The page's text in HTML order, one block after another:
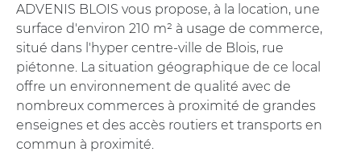
ADVENIS BLOIS vous propose, à la location, une
surface d'environ 210 m² à usage de commerce,
situé dans l'hyper centre-ville de Blois, rue
piétonne. La situation géographique de ce local
offre un environnement de qualité avec de
nombreux commerces à proximité de grandes
enseignes et des accès routiers et transports en
commun à proximité.